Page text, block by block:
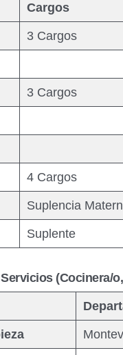
Cargos
3 Cargos
3 Cargos
4 Cargos
Suplencia
Suplente
(Cocinera/